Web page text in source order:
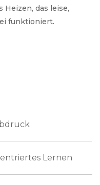
Heizen, das leise,
funktioniert.
Lernen